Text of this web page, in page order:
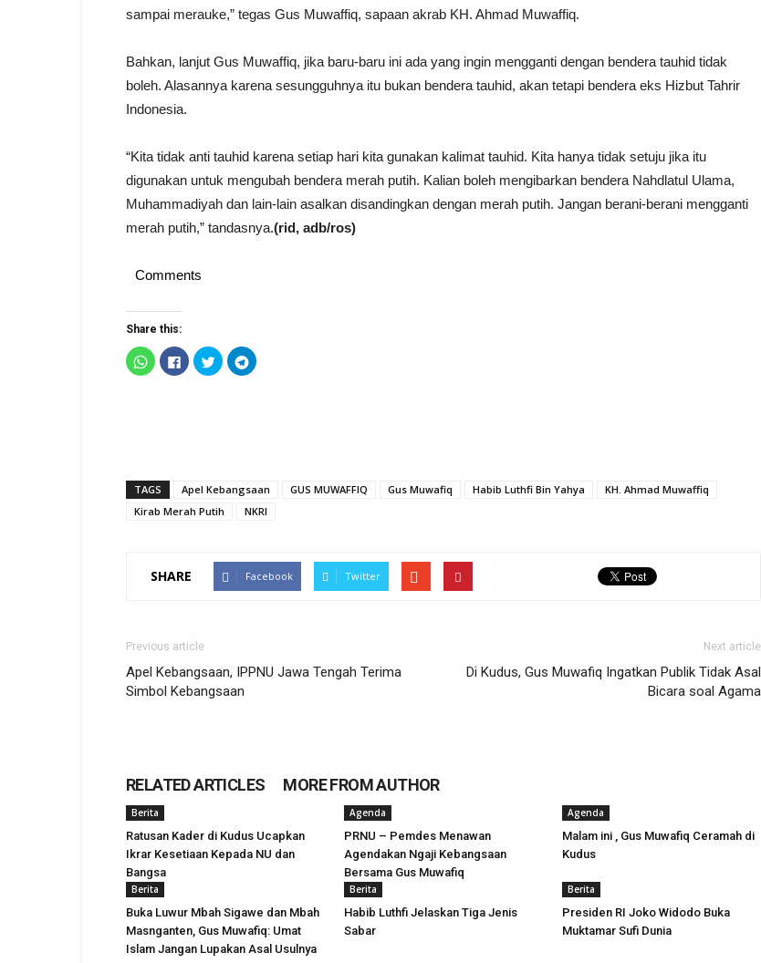
sampai merauke,” tegas Gus Muwaffiq, sapaan akrab KH. Ahmad Muwaffiq.
Bahkan, lanjut Gus Muwaffiq, jika baru-baru ini ada yang ingin mengganti dengan bendera tauhid tidak
boleh. Alasannya karena sesungguhnya itu bukan bendera tauhid, akan tetapi bendera eks Hizbut Tahrir
Indonesia.
“Kita tidak anti tauhid karena setiap hari kita gunakan kalimat tauhid. Kita hanya tidak setuju jika itu
digunakan untuk mengubah bendera merah putih. Kalian boleh mengibarkan bendera Nahdlatul Ulama,
Muhammadiyah dan lain-lain asalkan disandingkan dengan merah putih. Jangan berani-berani mengganti
merah putih,” tandasnya.(rid, adb/ros)
Comments
Share this:
Click
to
share
Click
to
share
Click
to
share
Click
to
TAGS Apel Kebangsaan GUS MUWAFFIQ Gus Muwafiq Habib Luthfi Bin Yahya
KH. Ahmad Muwaffiq
Kirab Merah Putih
NKRI
SHARE Facebook Twitter
Previous article
Apel Kebangsaan, IPPNU Jawa Tengah Terima
Simbol Kebangsaan
Next article
Di Kudus, Gus Muwafiq Ingatkan Publik Tidak Asal
Bicara soal Agama
RELATED ARTICLES MORE FROM AUTHOR
Berita
Ratusan Kader di Kudus Ucapkan
Ikrar Kesetiaan Kepada NU dan
Bangsa
Agenda
PRNU – Pemdes Menawan
Agendakan Ngaji Kebangsaan
Bersama Gus Muwafiq
Agenda
Malam ini , Gus Muwafiq Ceramah di
Kudus
Berita
Buka Luwur Mbah Sigawe dan Mbah
Masnganten, Gus Muwafiq: Umat
Islam Jangan Lupakan Asal Usulnya
Berita
Habib Luthfi Jelaskan Tiga Jenis
Sabar
Berita
Presiden RI Joko Widodo Buka
Muktamar Sufi Dunia